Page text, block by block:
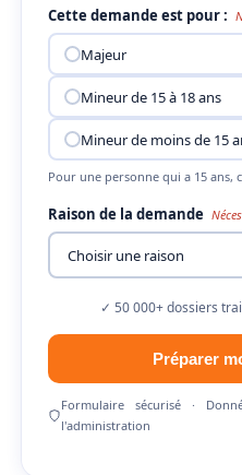
Cette demande est pour :
Majeur
Mineur de 15 à 18 ans
Mineur de moins de 15
Pour une personne qui a 15 ans,
Raison de la demande
✓ 50 000+ dossiers
Préparer
Formulaire sécurisé ·
l'administration